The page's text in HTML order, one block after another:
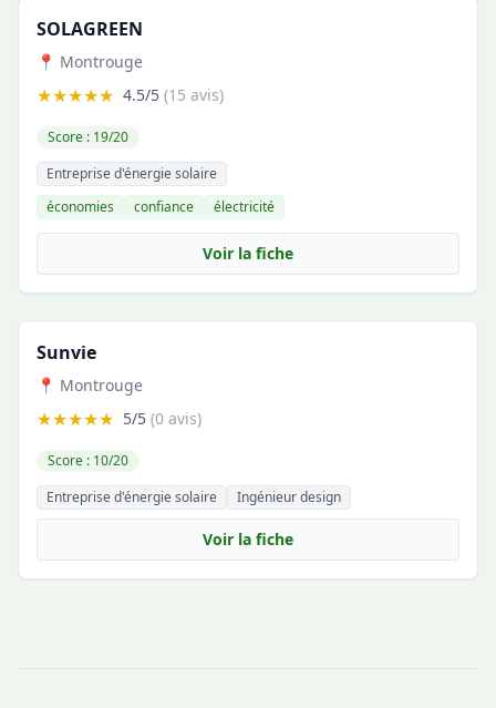
SOLAGREEN
📍 Montrouge
★★★★★ 4.5/5 (15 avis)
Score : 19/20
Entreprise d'énergie solaire
économies
confiance électricité
Voir la fiche
Sunvie
📍 Montrouge
★★★★★ 5/5 (0 avis)
Score : 10/20
Entreprise d'énergie solaire
Ingénieur design
Voir la fiche